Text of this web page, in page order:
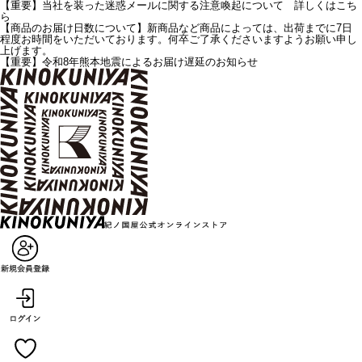
【重要】当社を装った迷惑メールに関する注意喚起について 詳しくはこち
ら
【商品のお届け日数について】新商品など商品によっては、出荷までに7日
程度お時間をいただいております。何卒ご了承くださいますようお願い申し
上げます。
【重要】令和8年熊本地震によるお届け遅延のお知らせ